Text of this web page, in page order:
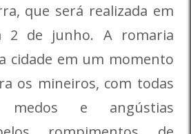
que será realizada em
2 de junho. A romaria
cidade em um momento
os mineiros, com todas
medos e angústias